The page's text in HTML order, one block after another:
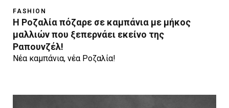
FASHION
H Ροζαλία πόζαρε σε καμπάνια με μήκος
μαλλιών που ξεπερνάει εκείνο της
Ραπουνζέλ!
Νέα καμπάνια, νέα Ροζαλία!